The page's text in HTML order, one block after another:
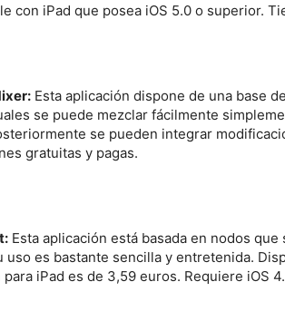
con iPad que posea iOS 5.0 o superior.
Esta aplicación dispone de una base
se puede mezclar fácilmente
se pueden integrar
gratuitas y pagas.
Esta aplicación está basada en nodos
uso es bastante sencilla y entretenida.
para iPad es de 3,59 euros. Requiere iOS